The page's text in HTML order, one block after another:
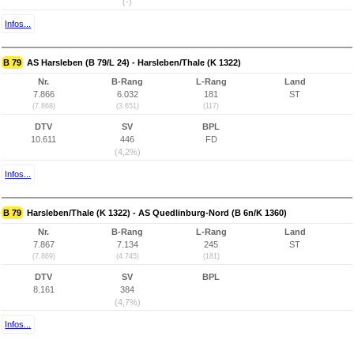
Infos...
B 79 AS Harsleben (B 79/L 24) - Harsleben/Thale (K 1322)
Nr.
7.866
(7.868)
B-Rang
6.032
(3.651)
L-Rang
181
(117)
Land
ST
DTV
10.611
SV
446
(4,2%)
BPL
FD
Infos...
B 79 Harsleben/Thale (K 1322) - AS Quedlinburg-Nord (B 6n/K 1360)
Nr.
7.867
(7.869)
B-Rang
7.134
(4.745)
L-Rang
245
(181)
Land
ST
DTV
8.161
SV
384
(4,7%)
BPL
Infos...